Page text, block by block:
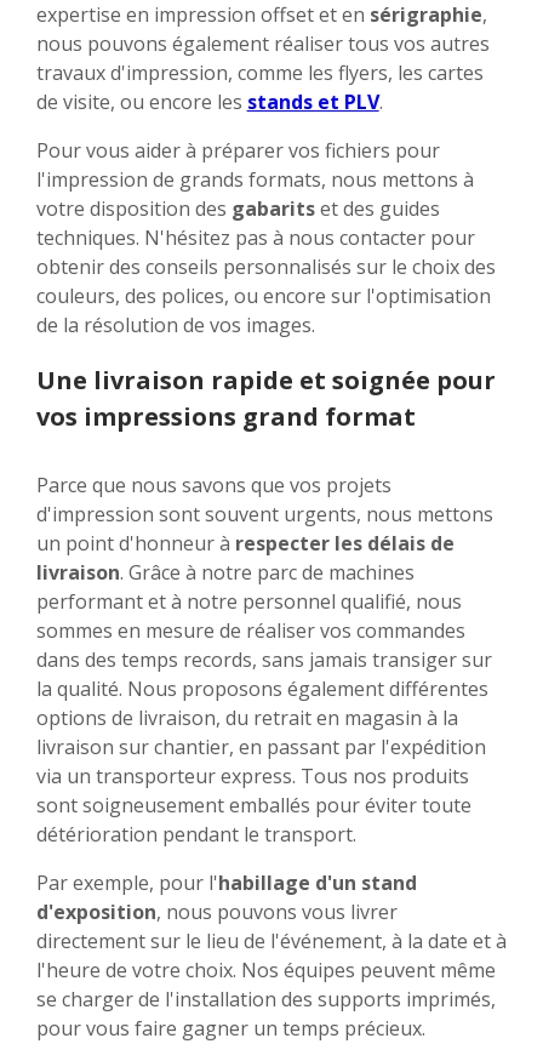
expertise en impression offset et en sérigraphie,
nous pouvons également réaliser tous vos autres
travaux d'impression, comme les flyers, les cartes
de visite, ou encore les stands et PLV.
Pour vous aider à préparer vos fichiers pour
l'impression de grands formats, nous mettons à
votre disposition des gabaritset des guides
techniques. N'hésitez pas à nous contacter pour
obtenir des conseils personnalisés sur le choix des
couleurs, des polices, ou encore sur l'optimisation
de la résolution de vos images.
Une livraison rapide et soignée pour
vos impressions grand format
Parce que nous savons que vos projets
d'impression sont souvent urgents, nous mettons
un point d'honneur à respecter les délais de
livraison. Grâce à notre parc de machines
performant et à notre personnel qualifié, nous
sommes en mesure de réaliser vos commandes
dans des temps records, sans jamais transiger sur
la qualité. Nous proposons également différentes
options de livraison, du retrait en magasin à la
livraison sur chantier, en passant par l'expédition
via un transporteur express. Tous nos produits
sont soigneusement emballés pour éviter toute
détérioration pendant le transport.
Par exemple, pour l'habillage d'un stand
d'exposition, nous pouvons vous livrer
directement sur le lieu de l'événement, à la date et à
l'heure de votre choix. Nos équipes peuvent même
se charger de l'installation des supports imprimés,
pour vous faire gagner un temps précieux.